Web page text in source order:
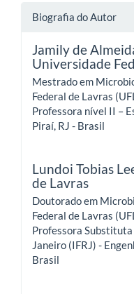
Biografia do Autor
Jamily de
Universidade
Mestrado em
Federal de Lavras
Professora nível II –
Piraí, RJ - Brasil
Lundoi Tobias
de Lavras
Doutorado em
Federal de Lavras
Professora
Janeiro (IFRJ) -
Brasil